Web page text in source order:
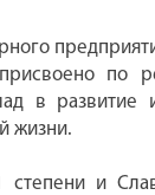
по
в развитие
жизни.
и